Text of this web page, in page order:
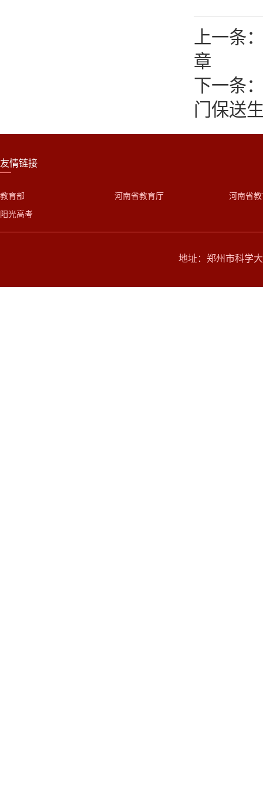
上一条
章
下一条
门保送
友情链接
教育部
阳光高考
河南省教育厅 河南省
地址：郑州市科学